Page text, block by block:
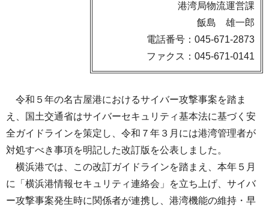
港湾局物流運営課
飯島 雄一郎
電話番号：045-671-2873
ファクス：045-671-0141
令和５年の名古屋港におけるサイバー攻撃事案を踏ま
え、国土交通省はサイバーセキュリティ基本法に基づく安
全ガイドラインを策定し、令和７年３月には港湾管理者が
対処すべき事項を明記した改訂版を公表しました。
横浜港では、この改訂ガイドラインを踏まえ、本年５月
に「横浜港情報セキュリティ連絡会」を立ち上げ、サイバ
ー攻撃事案発生時に関係者が連携し、港湾機能の維持・早